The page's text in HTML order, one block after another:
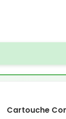
Cartouche